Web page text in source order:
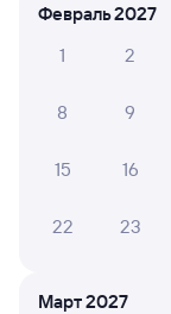
ассортимент.
вагонам.
2
02
Туалет один
второй ,
Февраль 2027
1
2
8 9
15 16
22 23
Март 2027